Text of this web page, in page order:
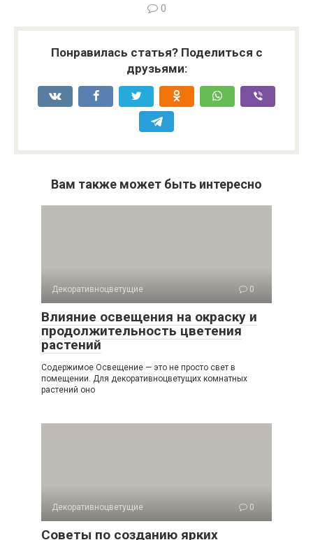
0
Понравилась статья? Поделиться с
друзьями:
Вам также может быть интересно
Декоративноцветущие 0
Влияние освещения на окраску и
продолжительность цветения
растений
Содержимое Освещение — это не просто свет в
помещении. Для декоративноцветущих комнатных
растений оно
Декоративноцветущие 0
Советы по созданию ярких